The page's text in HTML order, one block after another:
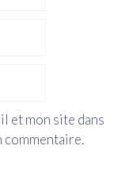
et mon site dans
commentaire.